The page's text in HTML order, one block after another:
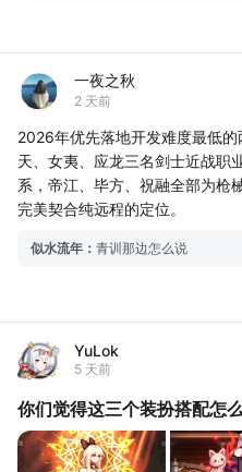
系，每个体系设置纯物理、纯魔
山海经主题转职。更新后玩家已
级、装备、时装全部保留，技能
级。
新增天工锻造台，玩家可打造变
一夜之秋
2 天前
2026年优先落地开发难度最低
天、女夷、应龙三名剑士近战职
系，帝江、毕方、祝融全部为枪
完美契合纯远程的定位。
扮，同体系三职业满级后，能融
鎏金典藏套装，外观统一收纳进
翎武、玄灵、
似水流年 ： 青训那边怎么说
YuLok
5 天前
你们觉得这三个装扮搭配怎